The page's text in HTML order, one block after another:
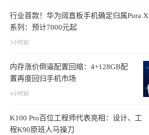
行业首款！华为阔直板手机确定归属Pura X
系列：预计7000元起
3小时前
内存涨价倒逼配置回缩：4+128GB配
置再度回归手机市场
4小时前
K100 Pro百位工程师代表亮相：设计、工
程K90原班人马操刀